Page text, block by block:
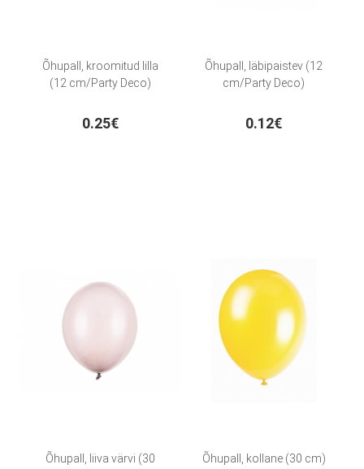
Õhupall, kroomitud lilla
(12 cm/Party Deco)
0.25€
Õhupall, läbipaistev (12
cm/Party Deco)
0.12€
Õhupall, liiva värvi (30 Õhupall, kollane (30 cm)